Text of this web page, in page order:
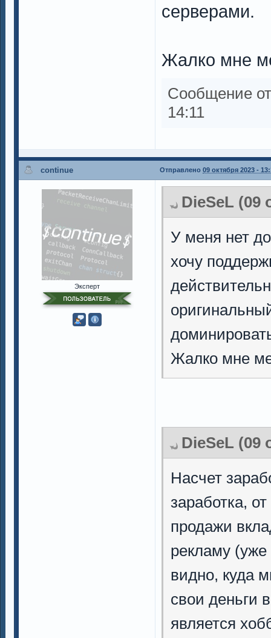
серверами.
Жалко мне
Сообщение
14:11
continue Отправлено 09 октября 2023 -
Эксперт
DieSeL (09
У меня нет
хочу
Жалко мне
DieSeL (09
Насчет
заработка,
продажи
рекламу (уже
видно, куда
свои деньги
является